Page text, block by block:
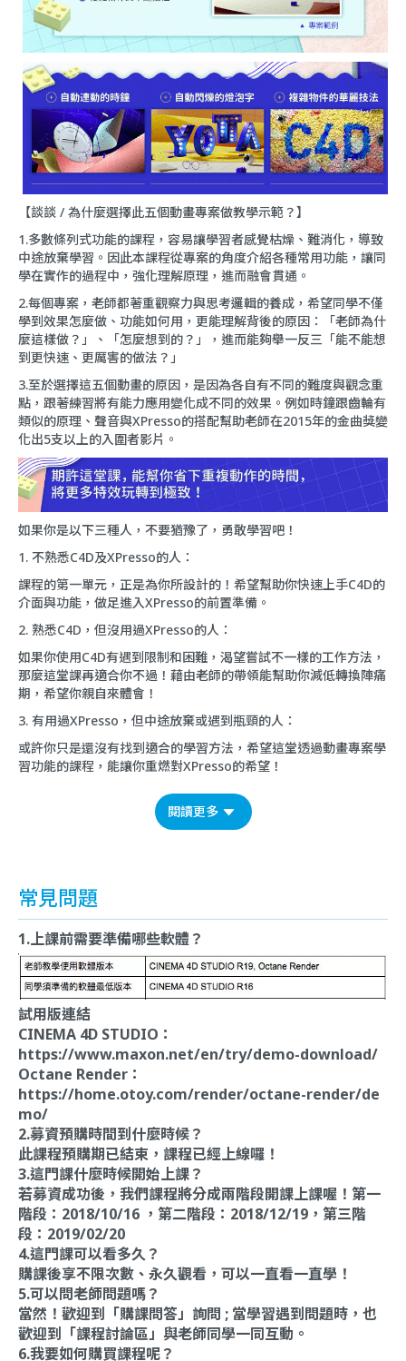
【談談 / 為什麼選擇此五個動畫專案做教學示範？】
1.多數條列式功能的課程，容易讓學習者感覺枯燥、難消化，導致
中途放棄學習。因此本課程從專案的角度介紹各種常用功能，讓同
學在實作的過程中，強化理解原理，進而融會貫通。
2.每個專案，老師都著重觀察力與思考邏輯的養成，希望同學不僅
學到效果怎麼做、功能如何用，更能理解背後的原因：「老師為什
麼這樣做？」、「怎麼想到的？」，進而能夠舉一反三「能不能想
到更快速、更厲害的做法？」
3.至於選擇這五個動畫的原因，是因為各自有不同的難度與觀念重
點，跟著練習將有能力應用變化成不同的效果。例如時鐘跟齒輪有
類似的原理、聲音與XPresso的搭配幫助老師在2015年的金曲獎變
化出5支以上的入圍者影片。
如果你是以下三種人，不要猶豫了，勇敢學習吧！
1. 不熟悉C4D及XPresso的人：
課程的第一單元，正是為你所設計的！希望幫助你快速上手C4D的
介面與功能，做足進入XPresso的前置準備。
2. 熟悉C4D，但沒用過XPresso的人：
如果你使用C4D有遇到限制和困難，渴望嘗試不一樣的工作方法，
那麼這堂課再適合你不過！藉由老師的帶領能幫助你減低轉換陣痛
期，希望你親自來體會！
3. 有用過XPresso，但中途放棄或遇到瓶頸的人：
或許你只是還沒有找到適合的學習方法，希望這堂透過動畫專案學
習功能的課程，能讓你重燃對XPresso的希望！
閱讀更多
常見問題
1.上課前需要準備哪些軟體？
試用版連結
CINEMA 4D STUDIO：
https://www.maxon.net/en/try/demo-download/
Octane Render：
https://home.otoy.com/render/octane-render/de
mo/
2.募資預購時間到什麼時候？
此課程預購期已結束，課程已經上線囉！
3.這門課什麼時候開始上課？
若募資成功後，我們課程將分成兩階段開課上課喔！第一
階段：2018/10/16 ，第二階段：2018/12/19，第三階
段：2019/02/20
4.這門課可以看多久？
購課後享不限次數、永久觀看，可以一直看一直學！
5.可以問老師問題嗎？
當然！歡迎到「購課問答」詢問 ; 當學習遇到問題時，也
歡迎到「課程討論區」與老師同學一同互動。
6.我要如何購買課程呢？